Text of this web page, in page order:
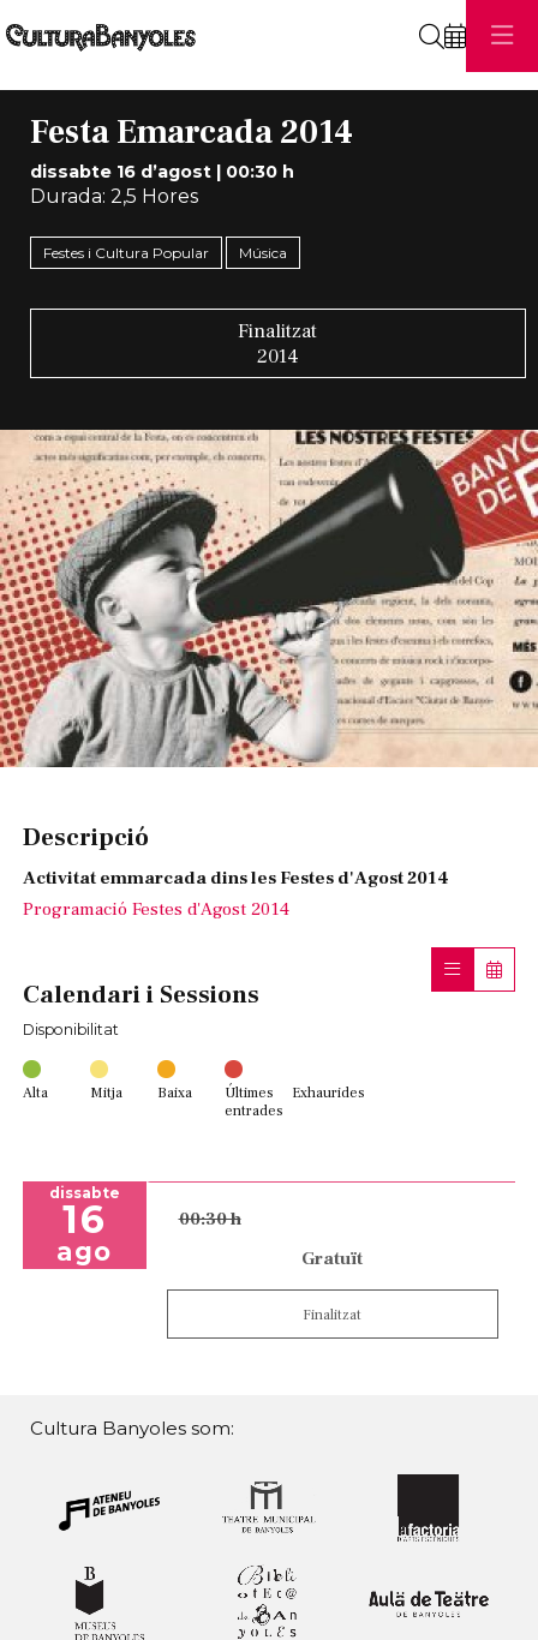
Festa Emarcada 2014
dissabte 16 d’agost| 00:30 h
Durada: 2,5 Hores
Festes i Cultura Popular Música
Finalitzat
2014
Descripció
Activitat emmarcada dins les Festes d'Agost 2014
Programació Festes d'Agost 2014
Calendari i Sessions
Disponibilitat
Alta Mitja Baixa
Últimes
entrades
Exhaurides
dissabte
16
ago
00:30 h
Gratuït
Finalitzat
Cultura Banyoles som: